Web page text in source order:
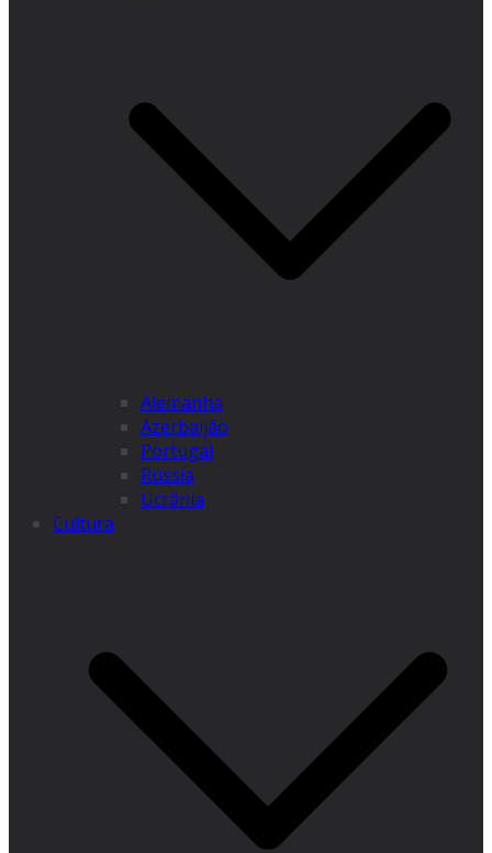
Alemanha
Azerbaijão
Portugal
Rússia
Ucrânia
Cultura